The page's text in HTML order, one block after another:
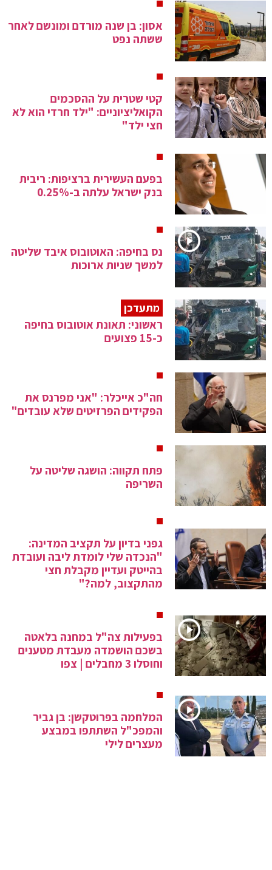
אסון: בן שנה מורדם ומונשם לאחר
ששתה נפט
קטי שטרית על ההסכמים
הקואליציוניים: "ילד חרדי הוא לא
חצי ילד"
בפעם העשירית ברציפות: ריבית
בנק ישראל עלתה ב-0.25%
נס בחיפה: האוטובוס איבד שליטה
למשך שניות ארוכות
מתעדכן
ראשוני: תאונת אוטובוס בחיפה
כ-15 פצועים
חה"כ אייכלר: "אני מפרנס את
הפקידים הפרזיטים שלא עובדים"
פתח תקווה: הושגה שליטה על
השריפה
גפני בדיון על תקציב המדינה:
"הנכדה שלי לומדת ליבה ועובדת
בהייטק ועדיין מקבלת חצי
מהתקצוב, למה?"
בפעילות צה"ל במחנה בלאטה
בשכם הושמדה מעבדת מטענים
וחוסלו 3 מחבלים | צפו
המלחמה בפרוטקשן: בן גביר
והמפכ"ל השתתפו במבצע
מעצרים לילי